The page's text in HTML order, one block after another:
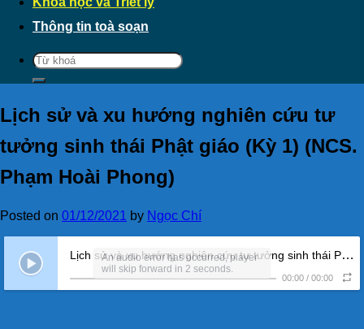
Thông tin toà soạn
Lịch sử và xu hướng nghiên cứu tư
tưởng sinh thái Phật giáo (Kỳ 1) (NCS.
Phạm Hoài Phong)
Posted on 01/12/2021 by Ngọc Chí
Lịch sử và xu hướng nghiên cứu tư tưởng sinh thái Phật giáo (Kỳ 1) (NCS. Phạm Hoài Phong)
00:00 / 00:00
An audio error has occurred, player
will skip forward in 2 seconds.